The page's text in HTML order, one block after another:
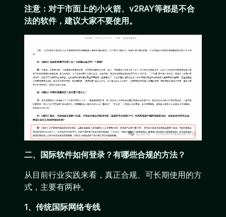
注意：对于市面上的小火箭、v2RAY等都是不合
法的软件，建议大家不要使用。
二、国际软件如何登录？有哪些合规的方法？
从目前行业实践来看，真正合规、可长期使用的方
式，主要有两种。
1、传统国际网络专线